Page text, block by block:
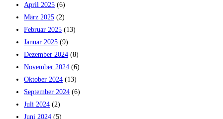
April 2025 (6)
März 2025 (2)
Februar 2025 (13)
Januar 2025 (9)
Dezember 2024 (8)
November 2024 (6)
Oktober 2024 (13)
September 2024 (6)
Juli 2024 (2)
Juni 2024 (5)